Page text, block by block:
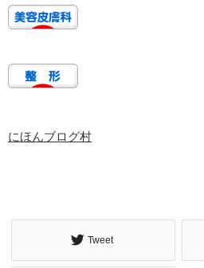
にほんブログ村
Tweet